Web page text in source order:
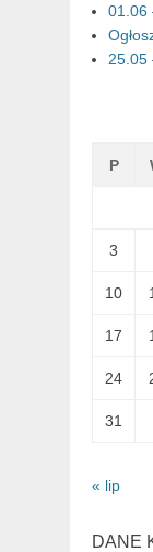
01.06
25.05
P
3
10
17
24
31
« lip
DANE